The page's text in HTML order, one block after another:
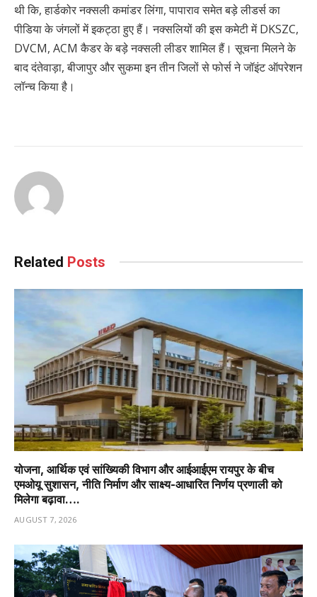
थी कि, हार्डकोर नक्सली कमांडर लिंगा, पापाराव समेत बड़े लीडर्स का
पीडिया के जंगलों में इकट्ठा हुए हैं। नक्सलियों की इस कमेटी में DKSZC,
DVCM, ACM कैडर के बड़े नक्सली लीडर शामिल हैं। सूचना मिलने के
बाद दंतेवाड़ा, बीजापुर और सुकमा इन तीन जिलों से फोर्स ने जॉइंट ऑपरेशन
लॉन्च किया है।
Reading
Related Posts
योजना, आर्थिक एवं सांख्यिकी विभाग और आईआईएम रायपुर के बीच
एमओयू सुशासन, नीति निर्माण और साक्ष्य-आधारित निर्णय प्रणाली को
मिलेगा बढ़ावा….
AUGUST 7, 2026